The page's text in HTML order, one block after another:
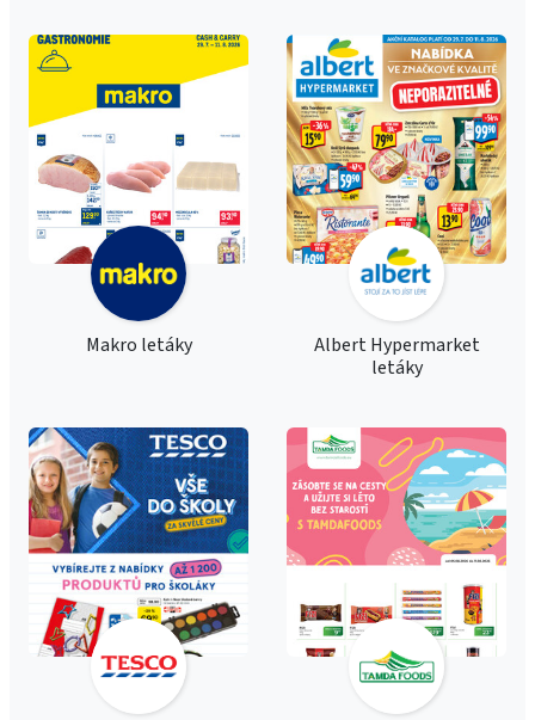
Makro letáky
Albert Hypermarket
letáky